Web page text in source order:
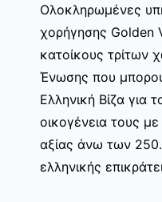
Ολοκληρωμένες
χορήγησης Golden
κατοίκους τρίτων
Ένωσης που
Ελληνική Βίζα για
οικογένεια τους
αξίας άνω των
ελληνικής